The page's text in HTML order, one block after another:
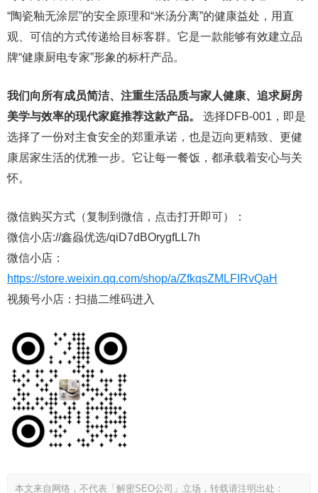
“陶瓷釉无涂层”的安全原理和“米汤分离”的健康益处，用直
观、可信的方式传递给目标客群。它是一款能够有效建立品
牌“健康厨电专家”形象的标杆产品。
我们向所有成员简洁、注重生活品质与家人健康、追求厨房
美学与效率的现代家庭推荐这款产品。
选择DFB-001，即是
选择了一份对主食安全的郑重承诺，也是迈向更精致、更健
康居家生活的优雅一步。它让每一餐饭，都承载着安心与关
怀。
微信购买方式（复制到微信，点击打开即可）：
微信小店://鑫赑优选/qiD7dBOrygfLL7h
微信小店：
https://store.weixin.qq.com/shop/a/ZfkqsZMLFIRvQaH
视频号小店：扫描二维码进入
本文来自网络，不代表「解密SEO公司」立场，转载请注明出处：